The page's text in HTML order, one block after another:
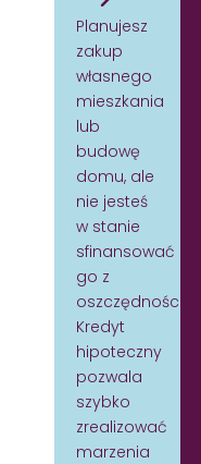
Planujesz
zakup
własnego
mieszkania
lub
budowę
domu, ale
nie jesteś
w stanie
sfinansować
go z
oszczędności?
Kredyt
hipoteczny
pozwala
szybko
zrealizować
marzenia